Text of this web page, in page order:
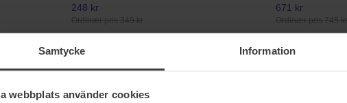
Samtycke Information
webbplats använder cookies
248 kr
Ordinær pris 349 kr
671 kr
Ordinær pris 745 kr
Cream